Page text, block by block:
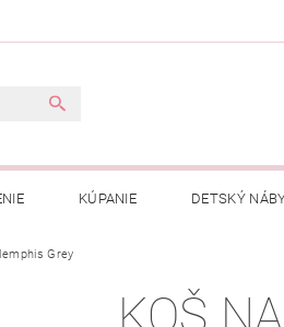
KÚPANIE DETSKÝ
OSOBNÝCH ÚDAJOV
Grey